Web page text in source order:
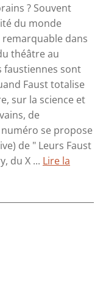
? Souvent
du monde
dans
théâtre au
faustiennes sont
Faust totalise
sur la science et
de
se propose
de " Leurs Faust
du X ... Lire la